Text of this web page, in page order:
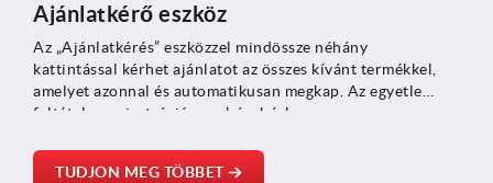
Ajánlatkérő eszköz
Az „Ajánlatkérés” eszközzel mindössze néhány
kattintással kérhet ajánlatot az összes kívánt termékkel,
amelyet azonnal és automatikusan megkap. Az egyetlen
feltétel a regisztráció a webáruházban.
TUDJON MEG TÖBBET